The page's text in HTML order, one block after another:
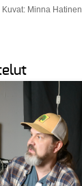
Minna Hatinen